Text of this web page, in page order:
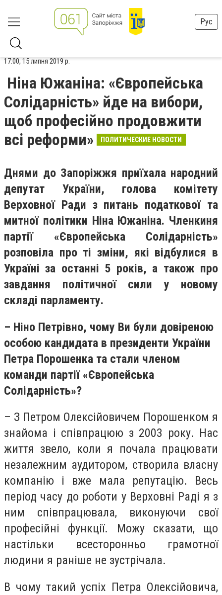
Рус
17:00, 15 липня 2019 р.
Ніна Южаніна: «Європейська
Солідарність» йде на вибори,
щоб професійно продовжити
всі реформи»
ПОЛИТИЧЕСКИЕ НОВОСТИ
Днями до Запоріжжя приїхала народний
депутат України, голова комітету
Верховної Ради з питань податкової та
митної політики Ніна Южаніна. Членкиня
партії «Європейська Солідарність»
розповіла про тізміни, які відбулися в
Україні за останні 5 років, а також про
завдання політичної сили у новому
складі парламенту.
– Ніно Петрівно, чому Ви були довіреною
особою кандидата в президенти України
Петра Порошенка та стали членом
команди партії «Європейська
Солідарність»?
– З Петром Олексійовичем Порошенком я
знайома і співпрацюю з 2003 року. Нас
життя звело, коли я почала працювати
незалежним аудитором, створила власну
компанію і вже мала репутацію. Весь
період часу до роботи у Верховні Раді я з
ним співпрацювала, виконуючи свої
професійні функції. Можу сказати, що
настільки всесторонньо грамотної
людини я раніше не зустрічала.
В чому такий успіх Петра Олексійовича,